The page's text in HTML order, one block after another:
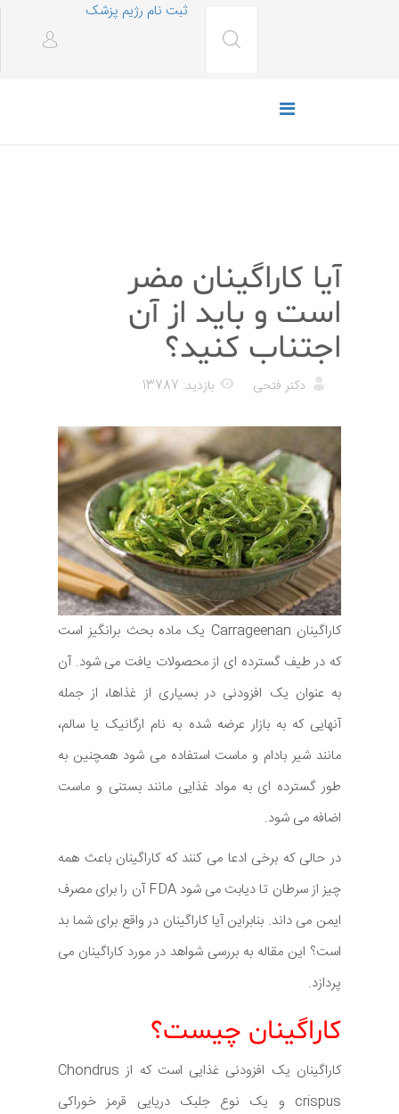
ثبت نام رژیم پزشک
آیا کاراگینان مضر
است و باید از آن
اجتناب کنید؟
دکتر فتحی بازدید: 13787
کاراگینان Carrageenan یک ماده بحث برانگیز است
که در طیف گسترده ای از محصولات یافت می شود. آن
به عنوان یک افزودنی در بسیاری از غذاها، از جمله
آنهایی که به بازار عرضه شده به نام ارگانیک یا سالم،
مانند شیر بادام و ماست استفاده می شود همچنین به
طور گسترده ای به مواد غذایی مانند بستنی و ماست
اضافه می شود.
در حالی که برخی ادعا می کنند که کاراگینان باعث همه
چیز از سرطان تا دیابت می شود FDA آن را برای مصرف
ایمن می داند. بنابراین آیا کاراگینان در واقع برای شما بد
است؟ این مقاله به بررسی شواهد در مورد کاراگینان می
پردازد.
کاراگینان چیست؟
کاراگینان یک افزودنی غذایی است که از Chondrus
crispus و یک نوع جلبک دریایی قرمز خوراکی